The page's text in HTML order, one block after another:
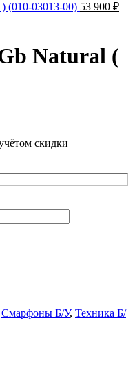
(010-03013-00) 53 900 ₽
Natural (
скидки
Смарфоны Б/У, Техника Б/